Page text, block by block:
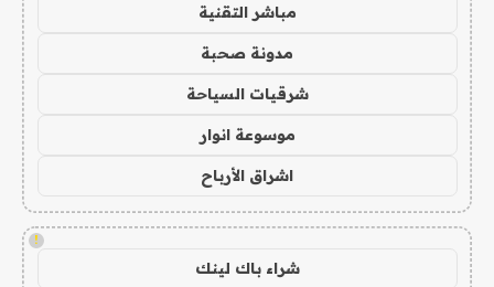
مباشر التقنية
مدونة صحبة
شرقيات السياحة
موسوعة انوار
اشراق الأرباح
!
شراء باك لينك